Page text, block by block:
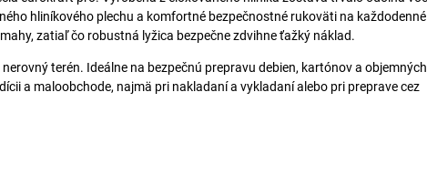
hliníkového plechu a komfortné bezpečnostné rukoväti na každodenné
zatiaľ čo robustná lyžica bezpečne zdvihne ťažký náklad.
terén. Ideálne na bezpečnú prepravu debien, kartónov a objemných
a maloobchode, najmä pri nakladaní a vykladaní alebo pri preprave cez